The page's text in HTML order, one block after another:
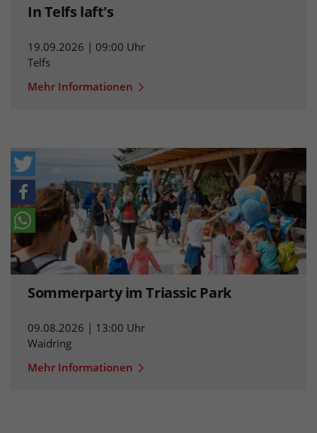
In Telfs laft's
19.09.2026 | 09:00 Uhr
Telfs
Mehr Informationen
Sommerparty im Triassic Park
09.08.2026 | 13:00 Uhr
Waidring
Mehr Informationen